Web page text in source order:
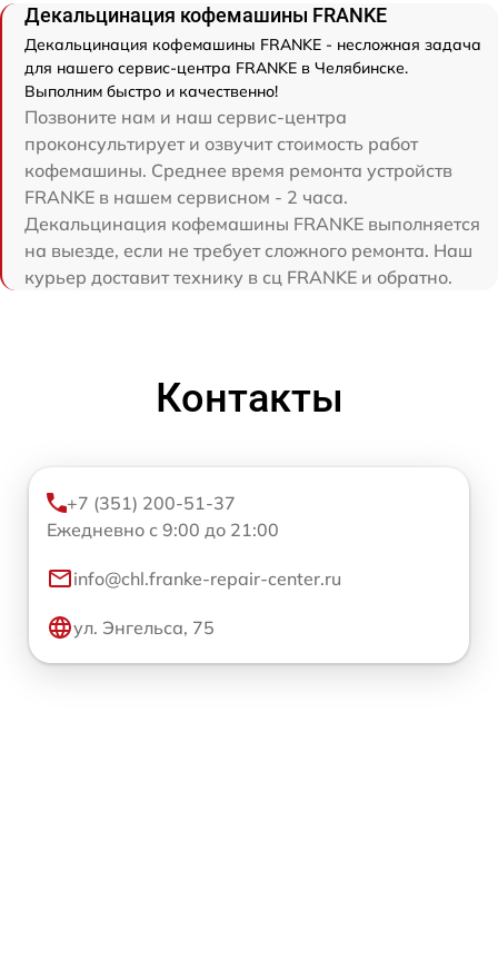
Декальцинация кофемашины FRANKE
Декальцинация кофемашины FRANKE - несложная задача
для нашего сервис-центра FRANKE в Челябинске.
Выполним быстро и качественно!
Позвоните нам и наш сервис-центра
проконсультирует и озвучит стоимость работ
кофемашины. Среднее время ремонта устройств
FRANKE в нашем сервисном - 2 часа.
Декальцинация кофемашины FRANKE выполняется
на выезде, если не требует сложного ремонта. Наш
курьер доставит технику в сц FRANKE и обратно.
Контакты
+7 (351) 200-51-37
Ежедневно с 9:00 до 21:00
info@chl.franke-repair-center.ru
ул. Энгельса, 75